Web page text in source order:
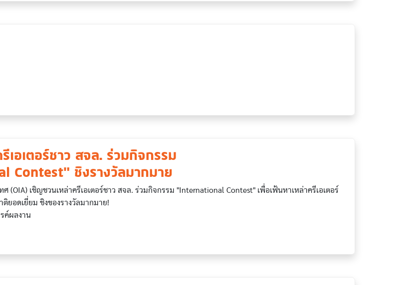
เอเตอร์ชาว สจล. ร่วมกิจกรรม
Contest" ชิงรางวัลมากมาย
ศ (OIA) เชิญชวนเหล่าครีเอเตอร์ชาว สจล. ร่วมกิจกรรม "International Contest" เพื่อเฟ้นหาเหล่าครีเอเตอร์
ยอดเยี่ยม ชิงของรางวัลมากมาย!
ค์ผลงาน